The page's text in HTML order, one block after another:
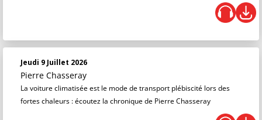
Jeudi 9 Juillet 2026
Pierre Chasseray
La voiture climatisée est le mode de transport plébiscité lors des
fortes chaleurs : écoutez la chronique de Pierre Chasseray